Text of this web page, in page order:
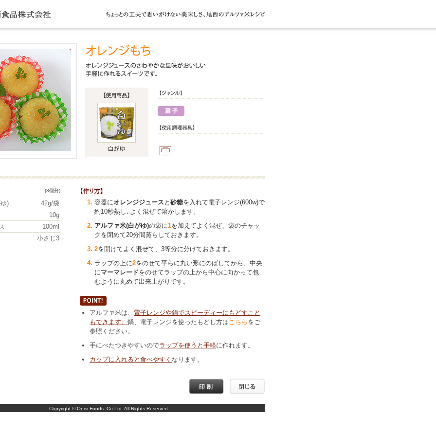
(3個分)
)
42g/袋
10g
100ml
小さじ3
容器にオレンジジュース と 砂糖を入れて電子レンジ(600w)で
約10秒熱し､よく混ぜて溶かします。
アルファ米(白がゆ)の袋に1を加えてよく混ぜ、袋のチャッ
クを閉めて20分間蒸らしておきます。
2を開けてよく混ぜて、3等分に分けておきます。
ラップの上に2をのせて平らに丸い形にのばしてから、中央
にマーマレードをのせてラップの上から中心に向かって包
むように丸めて出来上がりです。
アルファ米は、 電子レンジや鍋でスピーディーにもどすこと
もできます。 鍋、電子レンジを使ったもどし方はこちら をご
参照ください。
手にべたつきやすいのでラップを使うと手軽に作れます。
カップに入れると食べやすく なります。
Copyright © Onisi Foods.,Co Ltd. All Rights Reserved.